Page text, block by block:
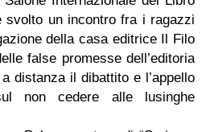
svolto un incontro fra i ragazzi
della casa editrice Il Filo
false promesse dell’editoria
distanza il dibattito e l’appello
non cedere alle lusinghe